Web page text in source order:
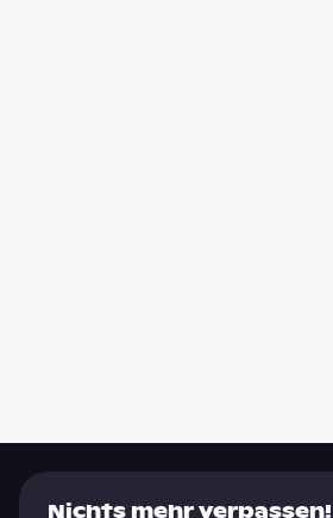
Nichts mehr verpassen!